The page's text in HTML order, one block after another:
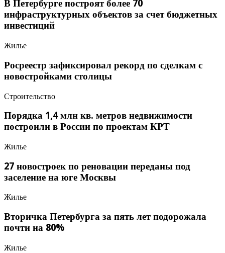
В Петербурге построят более 70
инфраструктурных объектов за счет бюджетных
инвестиций
Жилье
Росреестр зафиксировал рекорд по сделкам с
новостройками столицы
Строительство
Порядка 1,4 млн кв. метров недвижимости
построили в России по проектам КРТ
Жилье
27 новостроек по реновации переданы под
заселение на юге Москвы
Жилье
Вторичка Петербурга за пять лет подорожала
почти на 80%
Жилье